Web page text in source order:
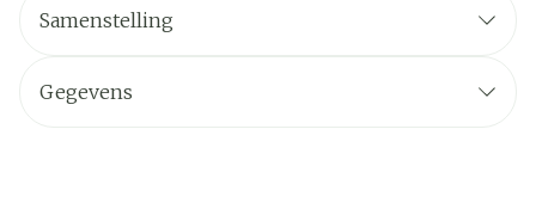
Samenstelling
Gegevens